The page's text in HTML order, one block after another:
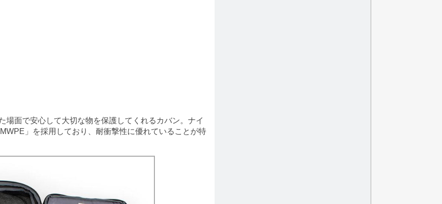
面で安心して大切な物を保護してくれるカバン。ナイ
」を採用しており、耐衝撃性に優れていることが特